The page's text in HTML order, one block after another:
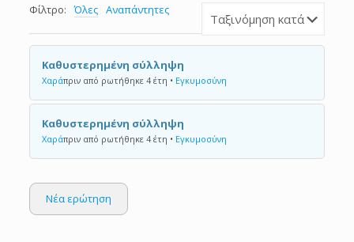
Φίλτρο: Όλες Αναπάντητες
Καθυστερημένη σύλληψη
Χαράπριν από ρωτήθηκε 4 έτη • Εγκυμοσύνη
Καθυστερημένη σύλληψη
Χαράπριν από ρωτήθηκε 4 έτη • Εγκυμοσύνη
Νέα ερώτηση